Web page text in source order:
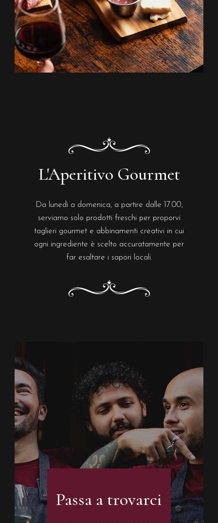
L'Aperitivo Gourmet
Da lunedì a domenica, a partire dalle 17.00,
serviamo solo prodotti freschi per proporvi
taglieri gourmet e abbinamenti creativi in cui
ogni ingrediente è scelto accuratamente per
far esaltare i sapori locali.
Passa a trovarci